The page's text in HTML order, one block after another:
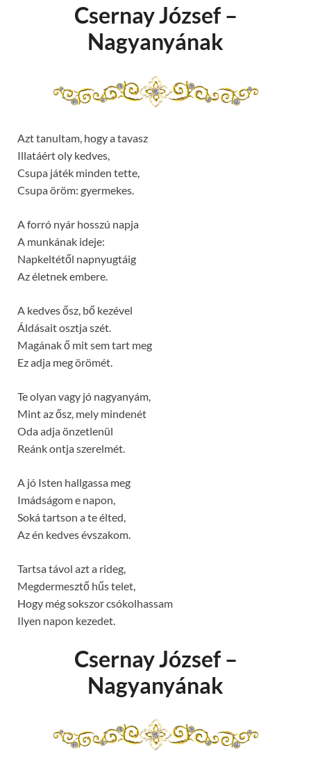
Csernay József –
Nagyanyának
Azt tanultam, hogy a tavasz
Illatáért oly kedves,
Csupa játék minden tette,
Csupa öröm: gyermekes.
A forró nyár hosszú napja
A munkának ideje:
Napkeltétől napnyugtáig
Az életnek embere.
A kedves ősz, bő kezével
Áldásait osztja szét.
Magának ő mit sem tart meg
Ez adja meg örömét.
Te olyan vagy jó nagyanyám,
Mint az ősz, mely mindenét
Oda adja önzetlenül
Reánk ontja szerelmét.
A jó Isten hallgassa meg
Imádságom e napon,
Soká tartson a te élted,
Az én kedves évszakom.
Tartsa távol azt a rideg,
Megdermesztő hűs telet,
Hogy még sokszor csókolhassam
Ilyen napon kezedet.
Csernay József –
Nagyanyának